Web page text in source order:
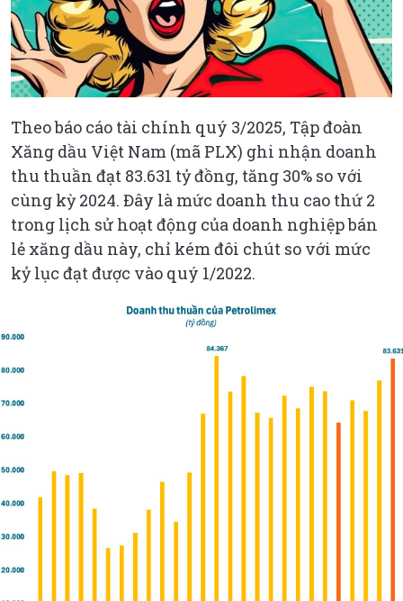
Theo báo cáo tài chính quý 3/2025, Tập đoàn
Xăng dầu Việt Nam (mã PLX) ghi nhận doanh
thu thuần đạt 83.631 tỷ đồng, tăng 30% so với
cùng kỳ 2024. Đây là mức doanh thu cao thứ 2
trong lịch sử hoạt động của doanh nghiệp bán
lẻ xăng dầu này, chỉ kém đôi chút so với mức
kỷ lục đạt được vào quý 1/2022.